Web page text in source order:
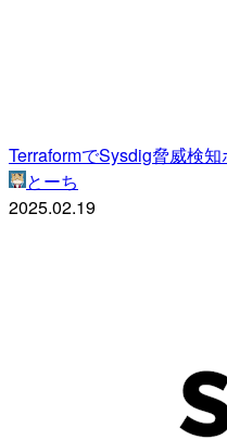
TerraformでSysdig脅威検
とーち
2025.02.19